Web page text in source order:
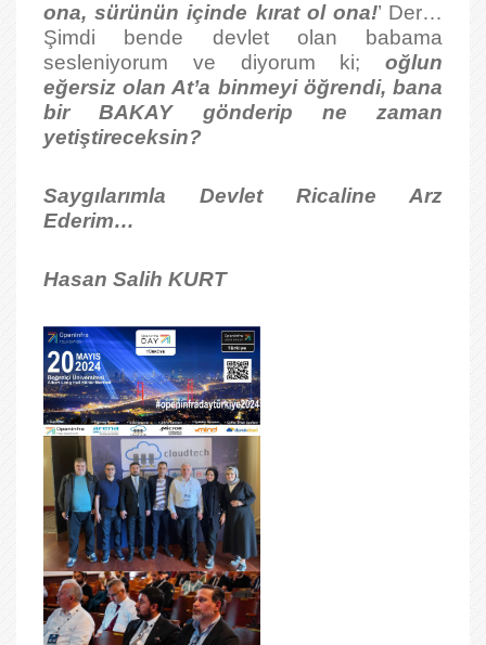
ona, sürünün içinde kırat ol ona!’ Der…
Şimdi bende devlet olan babama
sesleniyorum ve diyorum ki; oğlun
eğersiz olan At’a binmeyi öğrendi, bana
bir BAKAY gönderip ne zaman
yetiştireceksin?
Saygılarımla Devlet Ricaline Arz
Ederim…
Hasan Salih KURT